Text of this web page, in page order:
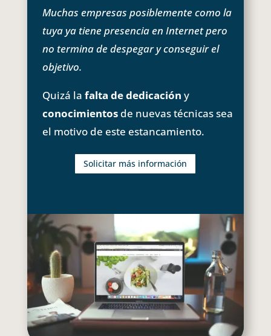
Muchas empresas posiblemente como la
tuya ya tiene presencia en Internet pero
no termina de despegar y conseguir el
objetivo.
Quizá la falta de dedicación y
conocimientosde nuevas técnicas sea
el motivo de este estancamiento.
Solicitar más información